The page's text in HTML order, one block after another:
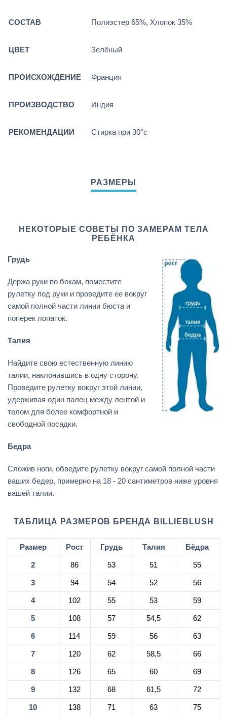
СОСТАВ Полиэстер 65%, Хлопок 35%
ЦВЕТ Зелёный
ПРОИСХОЖДЕНИЕ Франция
ПРОИЗВОДСТВО Индия
РЕКОМЕНДАЦИИ Стирка при 30°c
НЕКОТОРЫЕ СОВЕТЫ ПО ЗАМЕРАМ ТЕЛА
РЕБЁНКА
Грудь
Держа руки по бокам, поместите
рулетку под руки и проведите ее вокруг
самой полной части линии бюста и
поперек лопаток.
Талия
Найдите свою естественную линию
талии, наклонившись в одну сторону.
Проведите рулетку вокруг этой линии,
удерживая один палец между лентой и
телом для более комфортной и
свободной посадки.
Бедра
Сложив ноги, обведите рулетку вокруг самой полной части
ваших бедер, примерно на 18 - 20 сантиметров ниже уровня
вашей талии.
ТАБЛИЦА РАЗМЕРОВ БРЕНДА BILLIEBLUSH
Размер Рост Грудь Талия Бёдра
2 86 53 51 55
3 94 54 52 56
4 102 55 53 59
5 108 57 54,5 62
6 114 59 56 63
7 120 62 58,5 66
8 126 65 60 69
9 132 68 61,5 72
10 138 71 63 75